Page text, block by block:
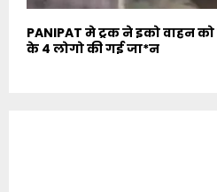
PANIPAT मे ट्रक ने इको वाहन
के 4 लोगो की गई जा*न